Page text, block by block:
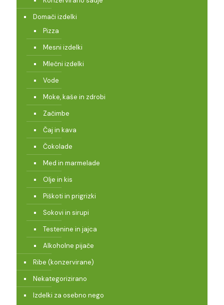
Domači izdelki
Pizza
Mesni izdelki
Mlečni izdelki
Vode
Moke, kaše in zdrobi
Začimbe
Čaj in kava
Čokolade
Med in marmelade
Olje in kis
Piškoti in prigrizki
Sokovi in sirupi
Testenine in jajca
Alkoholne pijače
Ribe (konzervirane)
Nekategorizirano
Izdelki za osebno nego